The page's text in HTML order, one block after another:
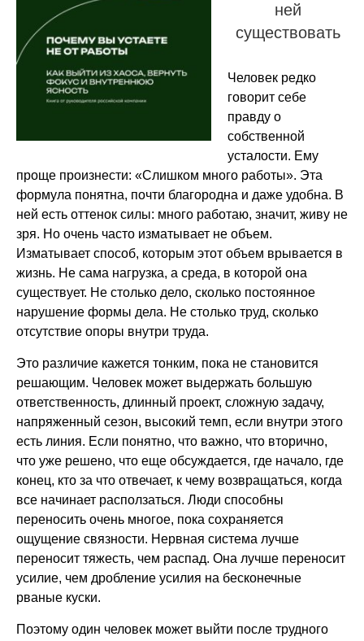
ней
существовать
Человек редко
говорит себе
правду о
собственной
усталости. Ему
проще произнести: «Слишком много работы». Эта
формула понятна, почти благородна и даже удобна. В
ней есть оттенок силы: много работаю, значит, живу не
зря. Но очень часто изматывает не объем.
Изматывает способ, которым этот объем врывается в
жизнь. Не сама нагрузка, а среда, в которой она
существует. Не столько дело, сколько постоянное
нарушение формы дела. Не столько труд, сколько
отсутствие опоры внутри труда.
Это различие кажется тонким, пока не становится
решающим. Человек может выдержать большую
ответственность, длинный проект, сложную задачу,
напряженный сезон, высокий темп, если внутри этого
есть линия. Если понятно, что важно, что вторично,
что уже решено, что еще обсуждается, где начало, где
конец, кто за что отвечает, к чему возвращаться, когда
все начинает расползаться. Люди способны
переносить очень многое, пока сохраняется
ощущение связности. Нервная система лучше
переносит тяжесть, чем распад. Она лучше переносит
усилие, чем дробление усилия на бесконечные
рваные куски.
Поэтому один человек может выйти после трудного